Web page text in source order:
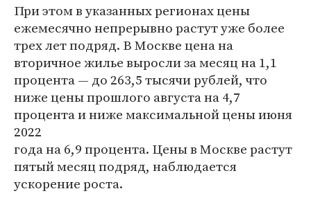
При этом в указанных регионах цены
ежемесячно непрерывно растут уже более
трех лет подряд. В Москве цена на
вторичное жилье выросли за месяц на 1,1
процента — до 263,5 тысячи рублей, что
ниже цены прошлого августа на 4,7
процента и ниже максимальной цены июня
2022
года на 6,9 процента. Цены в Москве растут
пятый месяц подряд, наблюдается
ускорение роста.